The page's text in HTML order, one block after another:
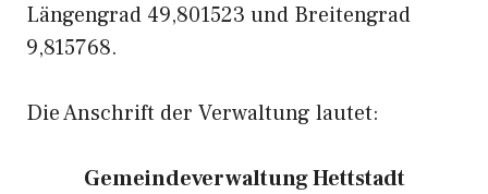
Längengrad 49,801523 und Breitengrad
9,815768.
Die Anschrift der Verwaltung lautet:
Gemeindeverwaltung Hettstadt